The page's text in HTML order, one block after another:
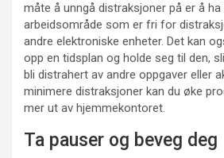
måte å unngå distraksjoner på er å
arbeidsområde som er fri for
andre elektroniske enheter. Det kan
opp en tidsplan og holde seg til den,
bli distrahert av andre oppgaver eller
minimere distraksjoner kan du øke
mer ut av hjemmekontoret.
Ta pauser og beveg deg